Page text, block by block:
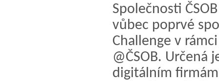
Společnosti
vůbec poprvé
Challenge v
@ČSOB. Určená
digitálním